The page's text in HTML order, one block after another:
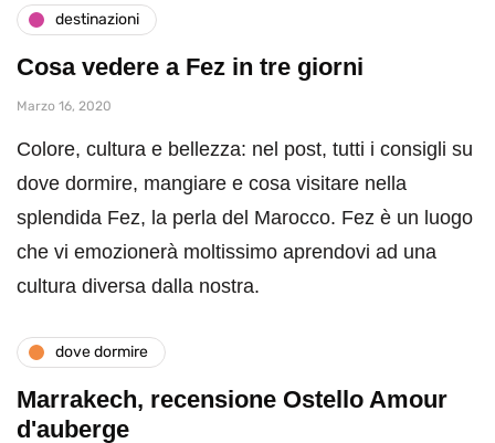
destinazioni
Cosa vedere a Fez in tre giorni
Marzo 16, 2020
Colore, cultura e bellezza: nel post, tutti i consigli su
dove dormire, mangiare e cosa visitare nella
splendida Fez, la perla del Marocco. Fez è un luogo
che vi emozionerà moltissimo aprendovi ad una
cultura diversa dalla nostra.
dove dormire
Marrakech, recensione Ostello Amour
d'auberge